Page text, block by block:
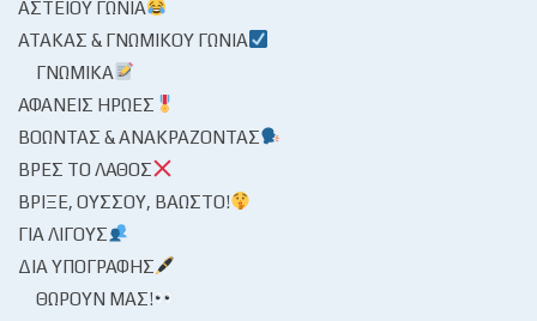
ΑΣΤΕΊΟΥ ΓΩΝΊΑ
ΑΤΆΚΑΣ & ΓΝΩΜΙΚΟΎ ΓΩΝΊΑ
ΓΝΩΜΙΚΆ
ΑΦΑΝΕΊΣ ΉΡΩΕΣ
ΒΟΏΝΤΑΣ & ΑΝΑΚΡΆΖΟΝΤΑΣ
ΒΡΕΣ ΤΟ ΛΆΘΟΣ
ΒΡΊΞΕ, ΟΎΣΣΟΥ, ΒΆΩΣΤΟ!
ΓΙΑ ΛΊΓΟΥΣ
ΔΙΑ ΥΠΟΓΡΑΦΉΣ
ΘΩΡΟΎΝ ΜΑΣ!